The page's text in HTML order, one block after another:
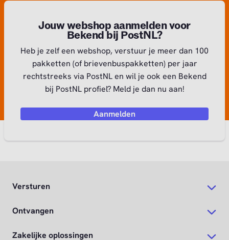
Jouw webshop aanmelden voor
Bekend bij PostNL?
Heb je zelf een webshop, verstuur je meer dan 100
pakketten (of brievenbuspakketten) per jaar
rechtstreeks via PostNL en wil je ook een Bekend
bij PostNL profiel? Meld je dan nu aan!
Aanmelden
Versturen
Ontvangen
Zakelijke oplossingen